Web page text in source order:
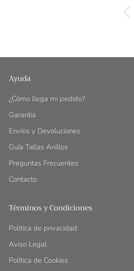
Ayuda
¿Cómo llega mi pedido?
Garantia
Envíos y Devoluciones
Guía Tallas Anillos
Preguntas Frecuentes
Contacto
Términos y Condiciones
Politica de privacidad
Aviso Legal
Política de Cookies